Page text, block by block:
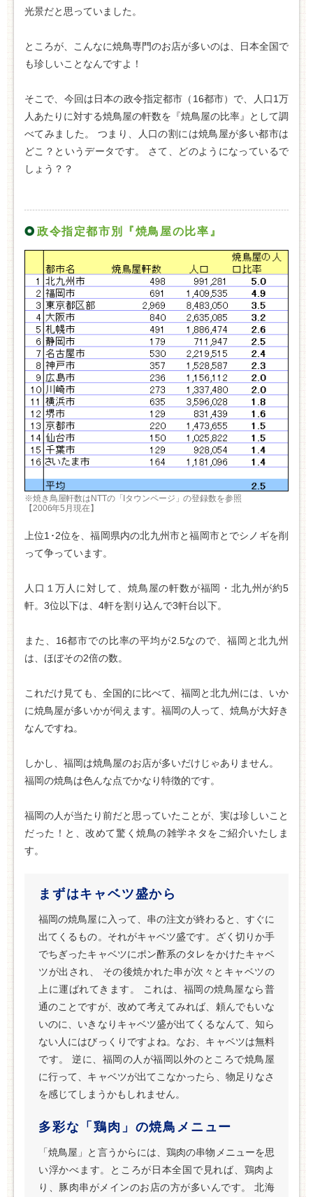
光景だと思っていました。
ところが、こんなに焼鳥専門のお店が多いのは、日本全国で
も珍しいことなんですよ！
そこで、今回は日本の政令指定都市（16都市）で、人口1万
人あたりに対する焼鳥屋の軒数を『焼鳥屋の比率』として調
べてみました。 つまり、人口の割には焼鳥屋が多い都市は
どこ？というデータです。 さて、どのようになっているで
しょう？？
政令指定都市別『焼鳥屋の比率』
※焼き鳥屋軒数はNTTの「Iタウンページ」の登録数を参照
【2006年5月現在】
上位1･2位を、福岡県内の北九州市と福岡市とでシノギを削
って争っています。
人口１万人に対して、焼鳥屋の軒数が福岡・北九州が約5
軒。3位以下は、4軒を割り込んで3軒台以下。
また、16都市での比率の平均が2.5なので、福岡と北九州
は、ほぼその2倍の数。
これだけ見ても、全国的に比べて、福岡と北九州には、いか
に焼鳥屋が多いかが伺えます。福岡の人って、焼鳥が大好き
なんですね。
しかし、福岡は焼鳥屋のお店が多いだけじゃありません。
福岡の焼鳥は色んな点でかなり特徴的です。
福岡の人が当たり前だと思っていたことが、実は珍しいこと
だった！と、改めて驚く焼鳥の雑学ネタをご紹介いたしま
す。
まずはキャベツ盛から
福岡の焼鳥屋に入って、串の注文が終わると、すぐに
出てくるもの。それがキャベツ盛です。ざく切りか手
でちぎったキャベツにポン酢系のタレをかけたキャベ
ツが出され、 その後焼かれた串が次々とキャベツの
上に運ばれてきます。 これは、福岡の焼鳥屋なら普
通のことですが、改めて考えてみれば、頼んでもいな
いのに、いきなりキャベツ盛が出てくるなんて、知ら
ない人にはびっくりですよね。なお、キャベツは無料
です。 逆に、福岡の人が福岡以外のところで焼鳥屋
に行って、キャベツが出てこなかったら、物足りなさ
を感じてしまうかもしれません。
多彩な「鶏肉」の焼鳥メニュー
「焼鳥屋」と言うからには、鶏肉の串物メニューを思
い浮かべます。ところが日本全国で見れば、鶏肉よ
り、豚肉串がメインのお店の方が多いんです。 北海